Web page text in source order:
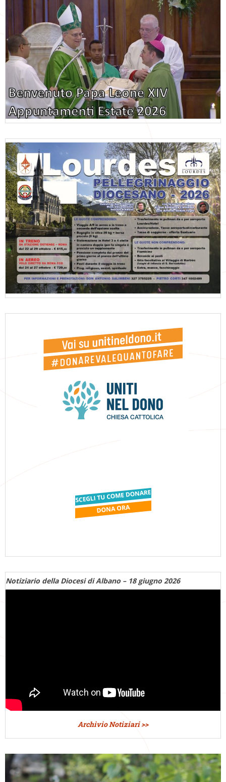
Notiziario della Diocesi di Albano – 18 giugno 2026
Archivio Notiziari >>